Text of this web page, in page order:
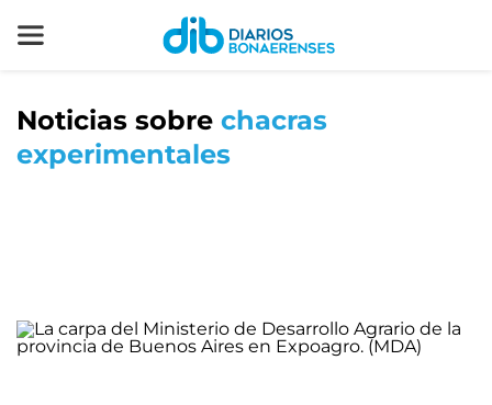
Noticias sobre chacras
experimentales